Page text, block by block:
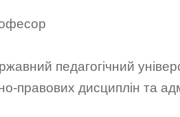
педагогічний
правових дисциплін та